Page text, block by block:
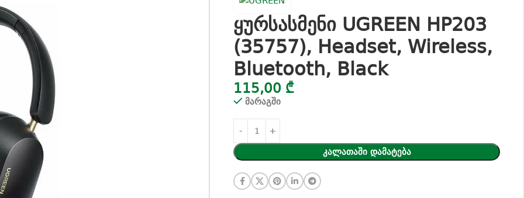
ყურსასმენი UGREEN HP203
(35757), Headset, Wireless,
Bluetooth, Black
115,00 ₾
მარაგში
Კალათაში Დამატება